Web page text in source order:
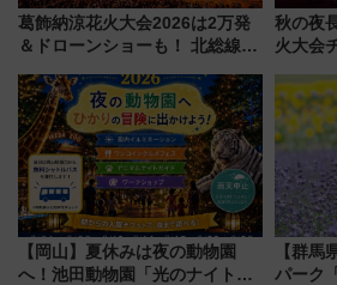
葛飾納涼花火大会2026は2万発
＆ドローンショーも！ 北総線を
車、観覧スポット情報と周辺観
光まとめ（7/28開催）
秋の夜
火大会
【岡山】夏休みは夜の動物園
へ！池田動物園「光のナイトズ
【群馬
パーク